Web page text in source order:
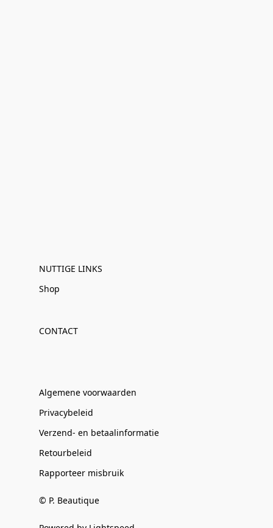
NUTTIGE LINKS
Shop
CONTACT
Algemene voorwaarden
Privacybeleid
Verzend- en betaalinformatie
Retourbeleid
Rapporteer misbruik
© P. Beautique